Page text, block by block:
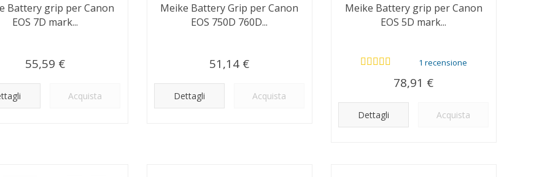
Battery grip per Canon
EOS 7D mark...
55,59 €
Acquista
Meike Battery Grip per Canon
EOS 750D 760D...
51,14 €
Dettagli Acquista
Meike Battery grip per Canon
EOS 5D mark...
1 recensione
78,91 €
Dettagli Acquista